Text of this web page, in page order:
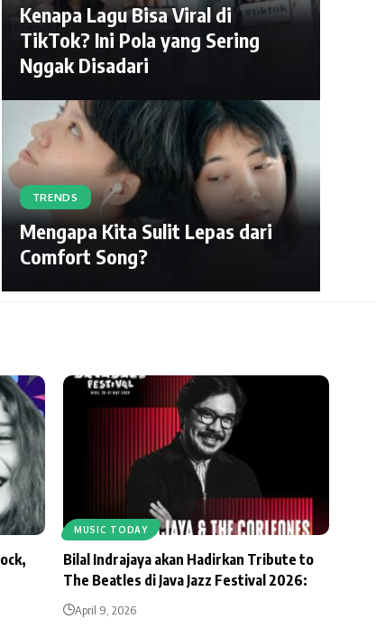
Kenapa Lagu Bisa Viral di
TikTok? Ini Pola yang Sering
Nggak Disadari
TRENDS
Mengapa Kita Sulit Lepas dari
Comfort Song?
MUSIC TODAY
Bilal Indrajaya akan Hadirkan Tribute to
The Beatles di Java Jazz Festival 2026:
April 9, 2026